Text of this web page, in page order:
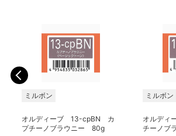
ミルボン
オルディーブ 13-cpBN カ
プチーノブラウニー 80g
ミルボン
オルデ
チーノブ